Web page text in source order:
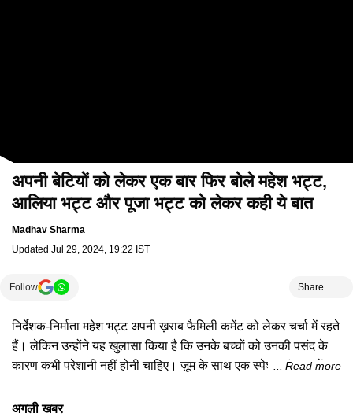
अपनी बेटियों को लेकर एक बार फिर बोले महेश भट्ट,
आलिया भट्ट और पूजा भट्ट को लेकर कही ये बात
Madhav Sharma
Updated Jul 29, 2024, 19:22 IST
Follow Share
निर्देशक-निर्माता महेश भट्ट अपनी ख़राब फैमिली कमेंट को लेकर चर्चा में रहते
हैं। लेकिन उन्होंने यह खुलासा किया है कि उनके बच्चों को उनकी पसंद के
कारण कभी परेशानी नहीं होनी चाहिए। ज़ूम के साथ एक स्पेशल इंटरव्यू में,
है। अधिक जानने के लिए वीडियो देखें।
Read more
अगली खबर